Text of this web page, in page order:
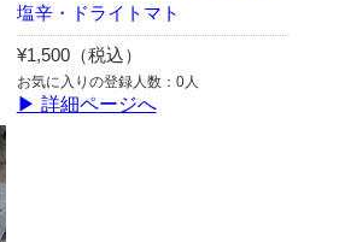
塩辛・ドライトマト
¥1,500（税込）
お気に入りの登録人数：0人
▶ 詳細ページへ